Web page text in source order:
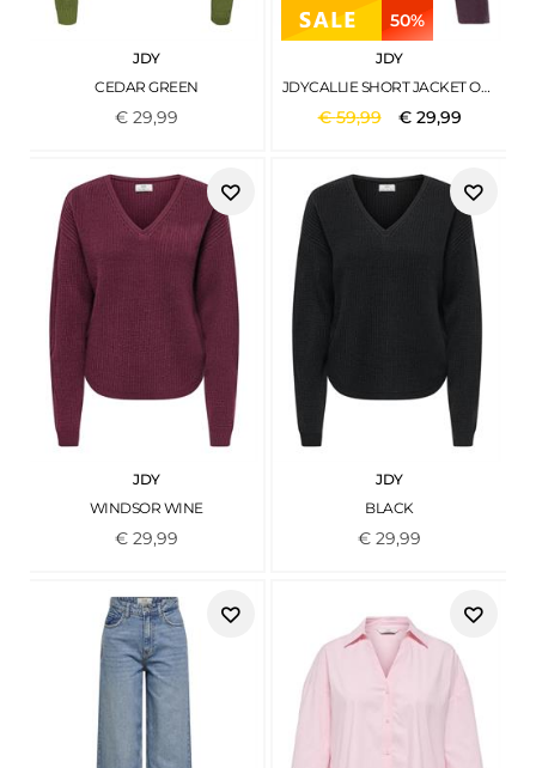
JDY
CEDAR GREEN
€ 29,99
50%
JDY
JDYCALLIE SHORT JACKET OTW HAB NOOS FIG
€59,99 € 29,99
JDY
WINDSOR WINE
€ 29,99
JDY
BLACK
€29,99